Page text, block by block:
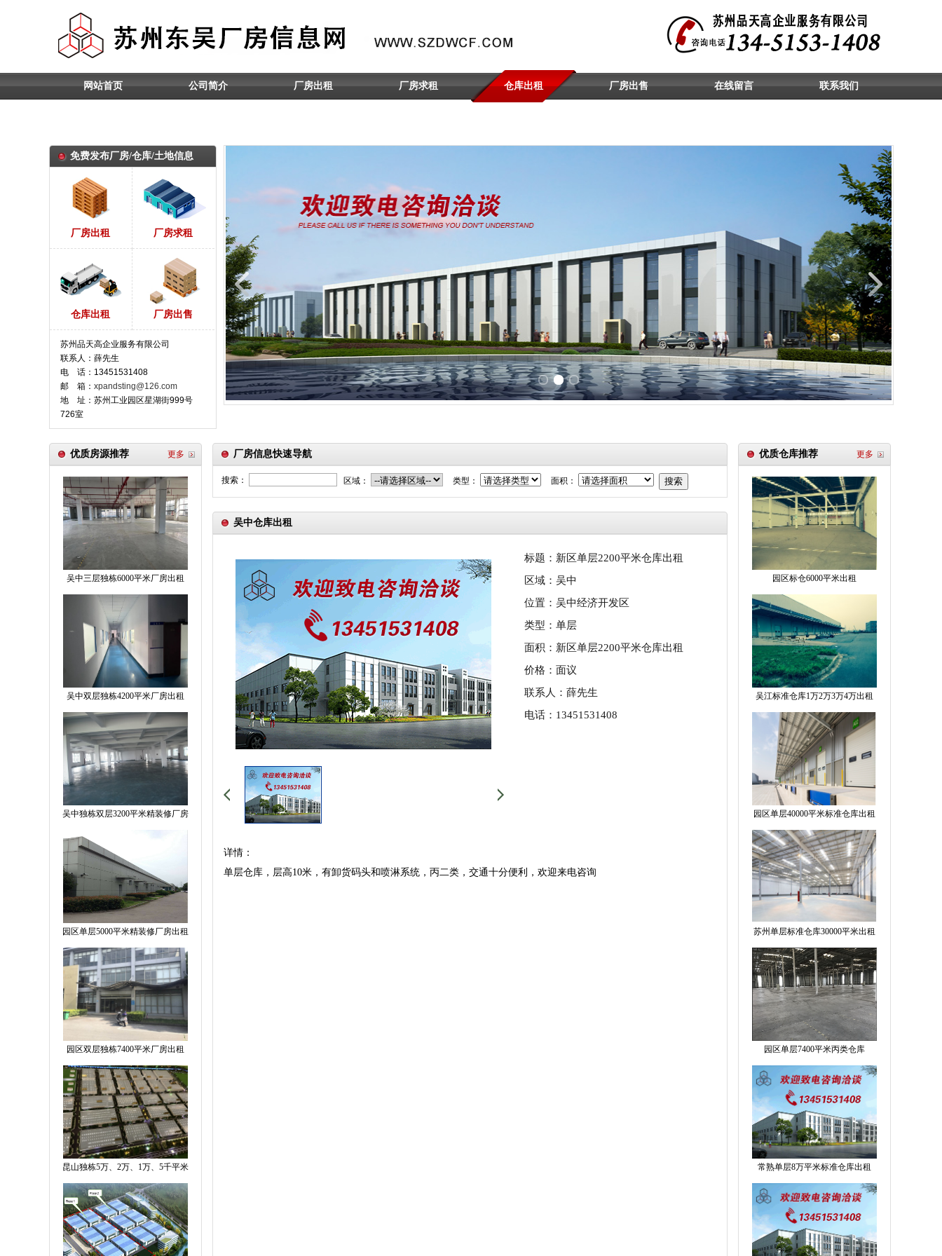
网站首页 公司简介 厂房出租 厂房求租 仓库出租 厂房出售 在线留言 联系我们
免费发布厂房/仓库/土地信息
厂房出租 厂房求租
仓库出租 厂房出售
苏州品天高企业服务有限公司
联系人：薛先生
电 话：13451531408
邮 箱： xpandsting@126.com
地 址：苏州工业园区星湖街999号
726室
优质房源推荐 更多
吴中三层独栋6000平米厂房出租
吴中双层独栋4200平米厂房出租
吴中独栋双层3200平米精装修厂房
园区单层5000平米精装修厂房出租
园区双层独栋7400平米厂房出租
昆山独栋5万、2万、1万、5千平米
厂房信息快速导航
搜索： 区域： 类型： 面积： 搜索
吴中仓库出租
标题：新区单层2200平米仓库出租
区域：吴中
位置：吴中经济开发区
类型：单层
面积：新区单层2200平米仓库出租
价格：面议
联系人：薛先生
电话：13451531408
详情：
单层仓库，层高10米，有卸货码头和喷淋系统，丙二类，交通十分便利，欢迎来电咨询
优质仓库推荐 更多
园区标仓6000平米出租
吴江标准仓库1万2万3万4万出租
园区单层40000平米标准仓库出租
苏州单层标准仓库30000平米出租
园区单层7400平米丙类仓库
常熟单层8万平米标准仓库出租